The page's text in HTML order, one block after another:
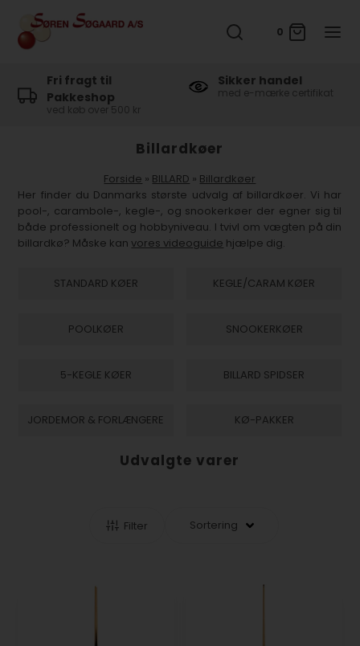
0
Fri fragt til
Pakkeshop
ved køb over 500 kr
Sikker handel
med e-mærke certifikat
Billardkøer
Forside » BILLARD » Billardkøer
Her finder du Danmarks største udvalg af billardkøer. Vi har
pool-, carambole-, kegle-, og snookerkøer der egner sig til
både professionelt og hobbyniveau. I tvivl om vægten på din
billardkø? Måske kanvores videoguide hjælpe dig.
STANDARD KØER KEGLE/CARAM KØER
POOLKØER SNOOKERKØER
5-KEGLE KØER BILLARD SPIDSER
JORDEMOR & FORLÆNGERE KØ-PAKKER
Udvalgte varer
Filter